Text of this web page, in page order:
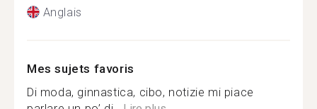
Anglais
Mes sujets favoris
Di moda, ginnastica, cibo, notizie mi piace